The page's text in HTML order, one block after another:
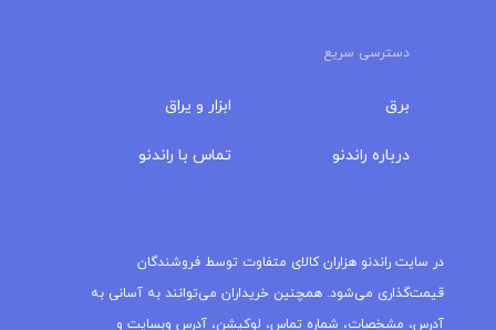
دسترسی سریع
برق
درباره‌ راندنو
ابزار و یراق
تماس با راندنو
در سایت راندنو هزاران کالای متفاوت توسط فروشندگان
قیمت‌گذاری می‌شود. همچنین خریداران می‌توانند به آسانی به
آدرس، مشخصات، شماره تماس، لوکیشن، آدرس وبسایت و